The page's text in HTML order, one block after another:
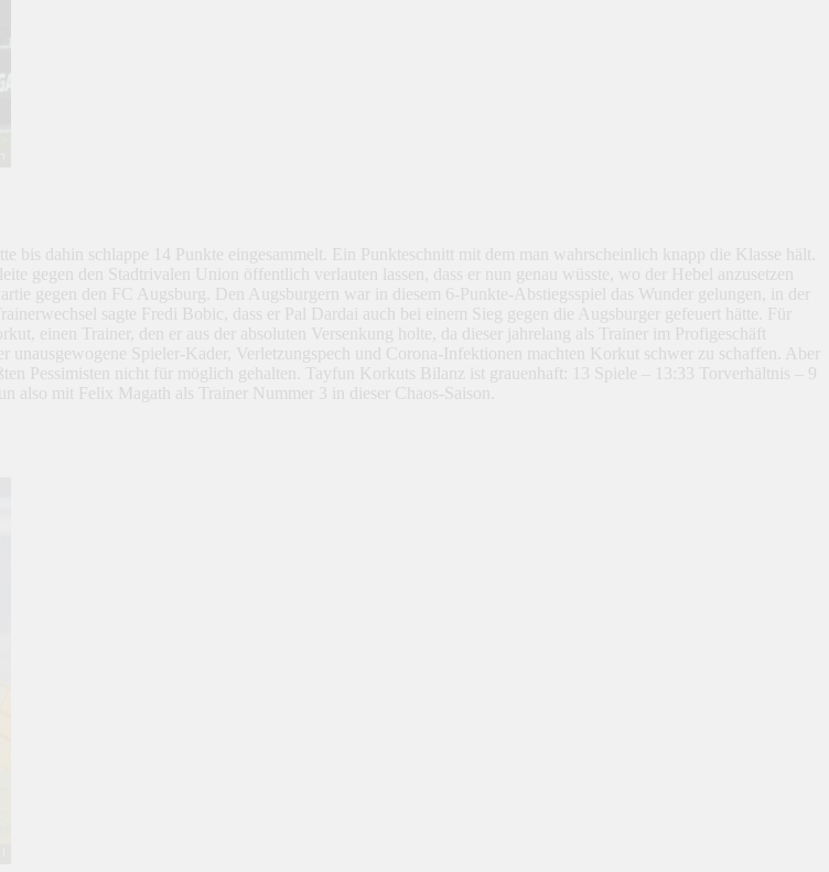
dahin schlappe 14 Punkte eingesammelt. Ein Punkteschnitt mit dem man wahrscheinlich knapp die Klasse hält.
gegen den Stadtrivalen Union öffentlich verlauten lassen, dass er nun genau wüsste, wo der Hebel anzusetzen
gegen den FC Augsburg. Den Augsburgern war in diesem 6-Punkte-Abstiegsspiel das Wunder gelungen, in der
sagte Fredi Bobic, dass er Pal Dardai auch bei einem Sieg gegen die Augsburger gefeuert hätte. Für
einen Trainer, den er aus der absoluten Versenkung holte, da dieser jahrelang als Trainer im Profigeschäft
Spieler-Kader, Verletzungspech und Corona-Infektionen machten Korkut schwer zu schaffen. Aber
Pessimisten nicht für möglich gehalten. Tayfun Korkuts Bilanz ist grauenhaft: 13 Spiele – 13:33 Torverhältnis – 9
also mit Felix Magath als Trainer Nummer 3 in dieser Chaos-Saison.